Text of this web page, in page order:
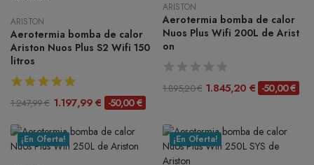
ARISTON
Aerotermia bomba de calor
Ariston Nuos Plus S2 Wifi 150
litros
1.247,99 € 1.197,99 € -50,00 €
ARISTON
Aerotermia bomba de calor
Nuos Plus Wifi 200L de Arist
on
1.895,20 € 1.845,20 € -50,00 €
¡En Oferta! ¡En Oferta!